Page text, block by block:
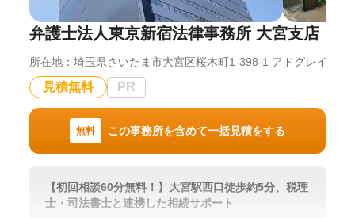
連携体制を整えています。
不動産や相続税が関わる相続問題も、ワンストップ
でスピーディーな対応が可能です。
ご多忙な方のために、平日夜間や休日のご相談にも
対応可能です。
ご予約の際に、ご遠慮なくお申し付けください。
相続は、誰もがいつかは直面するものでありなが
ら、さまざまな法的知識が求められる複雑な手続き
相続に関するお悩みは、当事務所へご相談くださ
い。
「他士業連携による真の問題解決」
これまで培ってきたネットワーク（弁護士、税理
使して、完全なサービスを提供させて頂きます。
対応地域
東京都、神奈川県、埼玉県、千葉県、栃木県、群馬
県、茨城県 ほか
棄 / 成年後見 / 家族信託 / 相続手続き / 銀行手続き /
戸籍収集 / 相続人調査 / 生前贈与（不動産名義変更）
弁護士法人東京新宿法律事務所 大宮支店
所在地： 埼玉県さいたま市大宮区桜木町1-398-1 アドグレイス大
見積無料 PR
無料 この事務所を含めて一括見積をする
【初回相談60分無料！】大宮駅西口徒歩約5分、税理
士・司法書士と連携した相続サポート